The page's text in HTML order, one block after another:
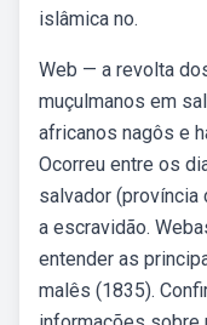
islâmica no.
Web — a revolta
muçulmanos em
africanos nagôs e
Ocorreu entre os
salvador (província
a escravidão.
entender as
malês (1835).